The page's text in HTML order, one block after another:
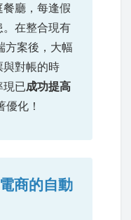
廳，每逢假
。在整合現有
方案後，大幅
與對帳的時
現已成功提高
優化！
商的自動